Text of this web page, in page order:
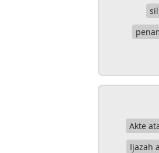
Akte
Ijazah